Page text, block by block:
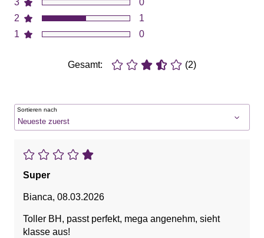
3
2
1
0
1
0
Gesamt: (2)
Sortieren nach
Super
Bianca, 08.03.2026
Toller BH, passt perfekt, mega angenehm, sieht
klasse aus!